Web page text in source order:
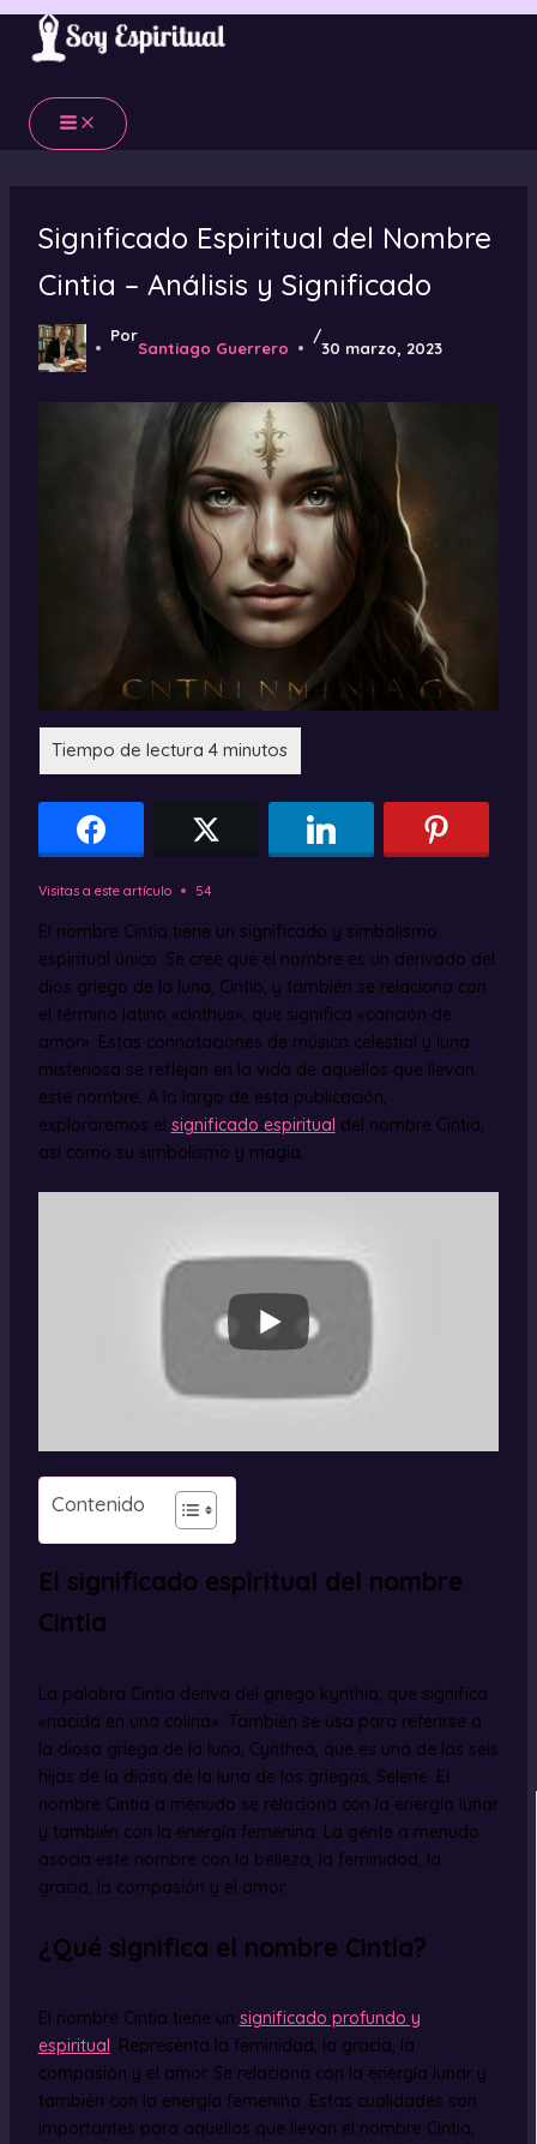
Ir
contenido
Significado Espiritual del Nombre
Cintia – Análisis y Significado
Por
Santiago Guerrero
/
30 marzo, 2023
Visitas a este artículo 54
El nombre Cintia tiene un significado y simbolismo
espiritual único. Se cree que el nombre es un derivado del
dios griego de la luna, Cintio, y también se relaciona con
el término latino «cinthus», que significa «canción de
amor». Estas connotaciones de música celestial y luna
misteriosa se reflejan en la vida de aquellos que llevan
este nombre. A lo largo de esta publicación,
exploraremos el significado espiritual del nombre Cintia,
así como su simbolismo y magia.
Contenido
El significado espiritual del nombre
Cintia
La palabra Cintia deriva del griego kynthia, que significa
«nacida en una colina». También se usa para referirse a
la diosa griega de la luna, Cynthea, que es una de las seis
hijas de la diosa de la luna de los griegos, Selene. El
nombre Cintia a menudo se relaciona con la energía lunar
y también con la energía femenina. La gente a menudo
asocia este nombre con la belleza, la feminidad, la
gracia, la compasión y el amor.
¿Qué significa el nombre Cintia?
El nombre Cintia tiene un significado profundo y
espiritual. Representa la feminidad, la gracia, la
compasión y el amor. Se relaciona con la energía lunar y
también con la energía femenina. Estas cualidades son
importantes para aquellos que llevan el nombre Cintia,